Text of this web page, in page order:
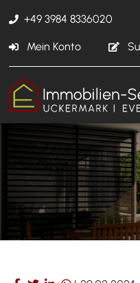
+49 3984 8336020
Mein Konto